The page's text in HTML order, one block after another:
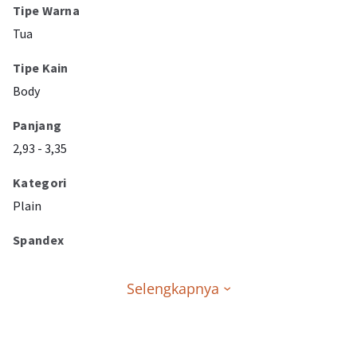
Tipe Warna
Tua
Tipe Kain
Body
Panjang
2,93 - 3,35
Kategori
Plain
Spandex
Selengkapnya